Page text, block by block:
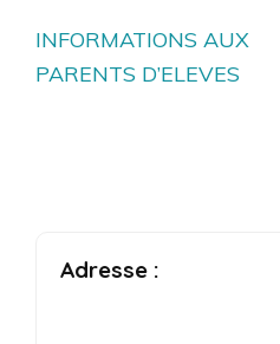
Navigation
de
INFORMATIONS AUX
PARENTS D’ELEVES
Adresse :